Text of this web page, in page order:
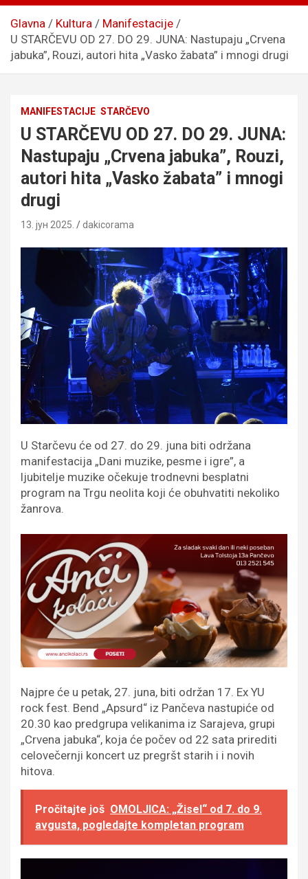
Glavna Kultura
Manifestacije
U STARČEVU OD 27. DO 29. JUNA: Nastupaju „Crvena
jabuka”, Rouzi, autori hita „Vasko žabata” i mnogi drugi
MANIFESTACIJE STARČEVO
U STARČEVU OD 27. DO 29. JUNA:
Nastupaju „Crvena jabuka”, Rouzi,
autori hita „Vasko žabata” i mnogi
drugi
13. јун 2025. dakicorama
U Starčevu će od 27. do 29. juna biti održana
manifestacija „Dani muzike, pesme i igre”, a
ljubitelje muzike očekuje trodnevni besplatni
program na Trgu neolita koji će obuhvatiti nekoliko
žanrova.
Najpre će u petak, 27. juna, biti održan 17. Ex YU
rock fest. Bend „Apsurd“ iz Pančeva nastupiće od
20.30 kao predgrupa velikanima iz Sarajeva, grupi
„Crvena jabuka“, koja će počev od 22 sata prirediti
celovečernji koncert uz pregršt starih i i novih
hitova.
Pročitajte još OMOLJICA: „Žisel“ od 7. do 9.
avgusta, pogledajte kompletan program